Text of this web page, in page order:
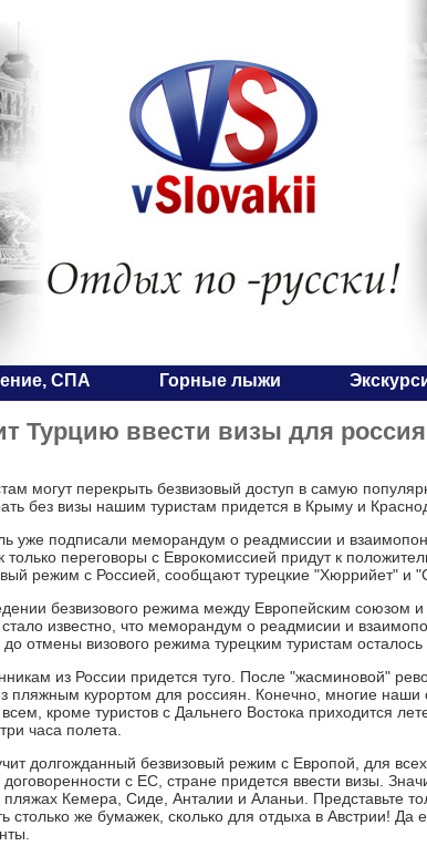
СПА Горные лыжи
Турцию ввести визы для
могут перекрыть безвизовый доступ в самую
без визы нашим туристам придется в Крыму и
уже подписали меморандум о реадмиссии и
переговоры с Еврокомиссией придут к
режим с Россией, сообщают турецкие "Хюррийет" и
безвизового режима между Европейским союзом
стало известно, что меморандум о реадмисии и
до отмены визового режима турецким туристам
из России придется туго. После "жасминовой"
пляжным курортом для россиян. Конечно, многие
кроме туристов с Дальнего Востока приходится
часа полета.
долгожданный безвизовый режим с Европой, для
с ЕС, стране придется ввести визы.
Кемера, Сиде, Анталии и Аланьи. Представьте
столько же бумажек, сколько для отдыха в Австрии! Да